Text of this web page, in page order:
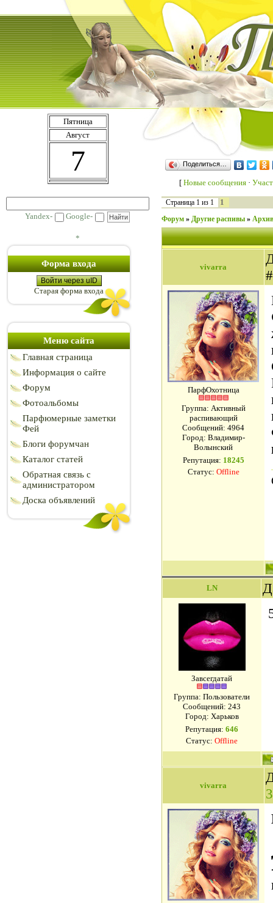
Пятница
Август
7
Yandex- Google-
*
Форма входа
Войти через uID
Старая форма входа
Меню сайта
Главная страница
Информация о сайте
Форум
Фотоальбомы
Парфюмерные заметки
Фей
Блоги форумчан
Каталог статей
Обратная связь с
администратором
Доска объявлений
Поделиться…
[ Новые сообщения ·
Страница 1 из 1 1
Форум » Другие распивы »
vivarra
ПарфОхотница
Группа: Активный
распивающий
Сообщений: 4964
Город: Владимир-
Волынский
Репутация: 18245
Статус: Offline
LN
Завсегдатай
Группа: Пользователи
Сообщений: 243
Город: Харьков
Репутация: 646
Статус: Offline
vivarra
3